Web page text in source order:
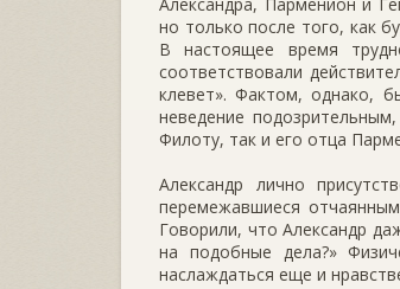
но только после того, как
В настоящее время
соответствовали
клевет». Фактом, однако,
неведение
Филоту, так и его отца
Александр лично
перемежавшиеся
Говорили, что Александр
на подобные дела?»
наслаждаться еще и